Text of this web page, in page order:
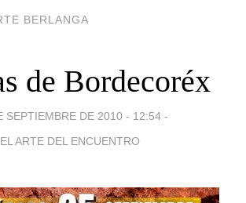
BERLANGA
de Bordecoréx
SEPTIEMBRE DE 2010 - 12:54 -
EL ARTE DEL ENCUENTRO